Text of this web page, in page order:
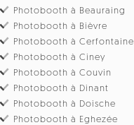
Photobooth à Beauraing
Photobooth à Bièvre
Photobooth à Cerfontaine
Photobooth à Ciney
Photobooth à Couvin
Photobooth à Dinant
Photobooth à Doische
Photobooth à Eghezée